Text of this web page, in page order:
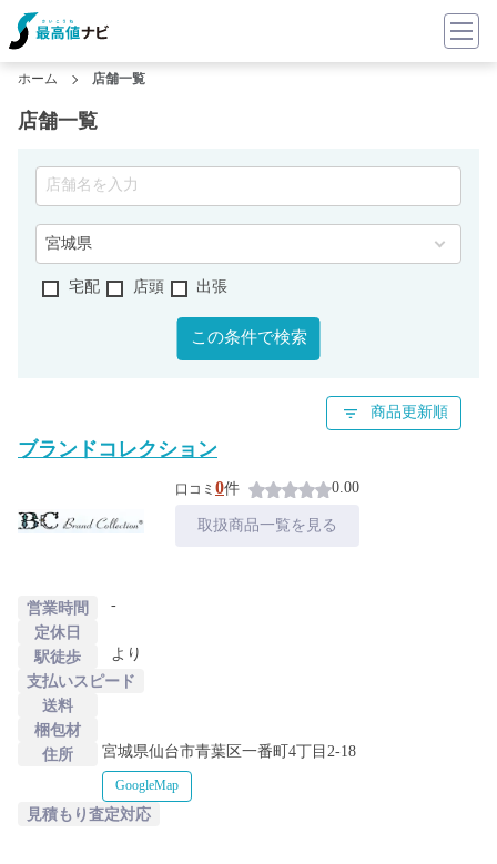
ホーム 店舗一覧
店舗一覧
宅配 店頭 出張
この条件で検索
商品更新順
ブランドコレクション
口コミ 0件 0.00
取扱商品一覧を見る
営業時間
-
定休日
駅徒歩
より
支払いスピード
送料
梱包材
住所
宮城県仙台市青葉区一番町4丁目2-18
GoogleMap
見積もり査定対応